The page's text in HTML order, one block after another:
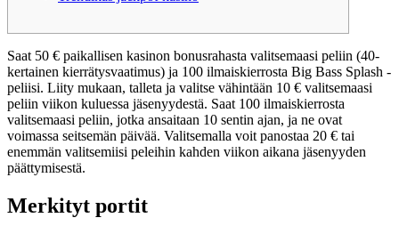
Saat 50 € paikallisen kasinon bonusrahasta valitsemaasi peliin (40-
kertainen kierrätysvaatimus) ja 100 ilmaiskierrosta Big Bass Splash -
peliisi. Liity mukaan, talleta ja valitse vähintään 10 € valitsemaasi
peliin viikon kuluessa jäsenyydestä. Saat 100 ilmaiskierrosta
valitsemaasi peliin, jotka ansaitaan 10 sentin ajan, ja ne ovat
voimassa seitsemän päivää. Valitsemalla voit panostaa 20 € tai
enemmän valitsemiisi peleihin kahden viikon aikana jäsenyyden
päättymisestä.
Merkityt portit